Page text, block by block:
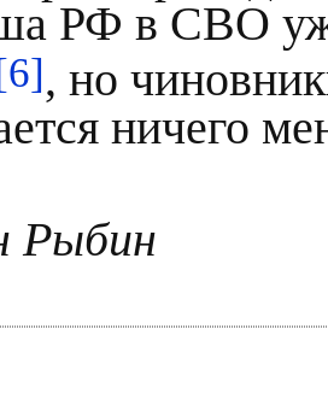
РФ в СВО
, но
ничего
Рыбин